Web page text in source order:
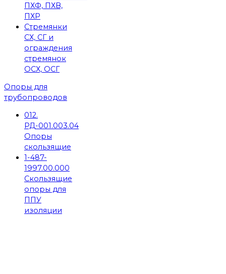
ПХФ, ПХВ,
ПХР
Стремянки
СХ, СГ и
ограждения
стремянок
ОСХ, ОСГ
Опоры для
трубопроводов
012.
РД-001.003.04
Опоры
скользящие
1-487-
1997.00.000
Скользящие
опоры для
ППУ
изоляции